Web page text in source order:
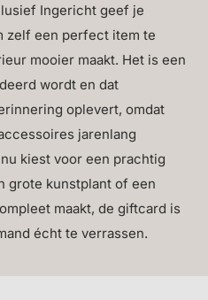
Ingericht geef je
zelf een perfect item te
mooier maakt. Het is een
wordt en dat
oplevert, omdat
jarenlang
kiest voor een prachtig
grote kunstplant of een
maakt, de giftcard is
écht te verrassen.